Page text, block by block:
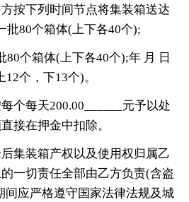
按下列时间节点将集装箱送达
批80个箱体(上下各40个);
80个箱体(上下各40个);年 月 日
个，下13个)。
个每天200.00______元予以处
接在押金中扣除。
集装箱产权以及使用权归属乙
一切责任全部由乙方负责(含盗
间应严格遵守国家法律法规及城